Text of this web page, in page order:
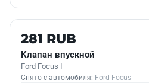
Б/У В НАЛИЧИИ
281 RUB
Клапан впускной
Ford Focus I
Снято с автомобиля: Ford Focus